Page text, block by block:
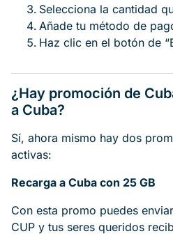
Selecciona la cantidad
Añade tu método de
Haz clic en el botón de
¿Hay promoción de
a Cuba?
Sí, ahora mismo hay dos
activas:
Recarga a Cuba con 25 GB
Con esta promo puedes
CUP y tus seres queridos